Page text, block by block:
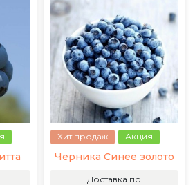
Хит продаж Акция
Черника Синее золото
Доставка по